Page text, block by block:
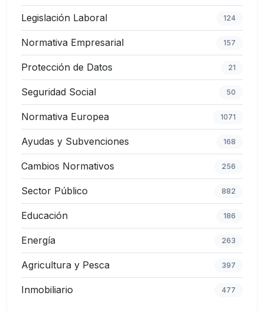
Legislación Laboral 124
Normativa Empresarial 157
Protección de Datos 21
Seguridad Social 50
Normativa Europea 1071
Ayudas y Subvenciones 168
Cambios Normativos 256
Sector Público 882
Educación 186
Energía 263
Agricultura y Pesca 397
Inmobiliario 477